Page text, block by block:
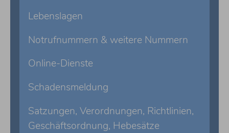
Lebenslagen
Notrufnummern & weitere Nummern
Online-Dienste
Schadensmeldung
Satzungen, Verordnungen, Richtlinien,
Geschäftsordnung, Hebesätze